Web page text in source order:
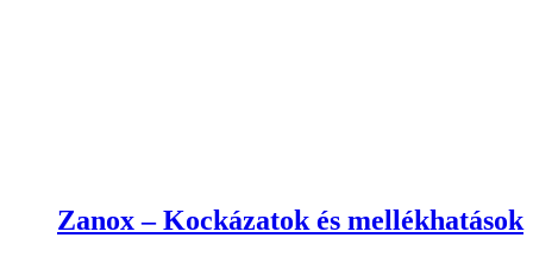
Zanox – Kockázatok és mellékhatások